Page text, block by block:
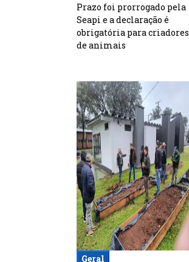
Prazo foi prorrogado pela
Seapi e a declaração é
obrigatória para criadores
de animais
Geral